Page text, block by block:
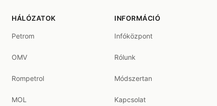
HÁLÓZATOK
Petrom
OMV
Rompetrol
MOL
INFORMÁCIÓ
Infóközpont
Rólunk
Módszertan
Kapcsolat